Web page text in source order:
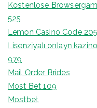
Kostenlose
525
Lemon Casino Code 205
Lisenziyalı onlayn
979
Mail Order Brides
Most Bet 109
Mostbet